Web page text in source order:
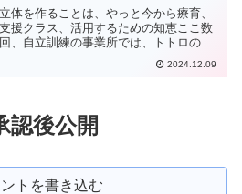
立体を作ることは、やっと今から療育、
支援クラス、活用するための知恵ここ数
回、自立訓練の事業所では、トトロの立
体パズルをさせてもらってました。（パ
ズルは自前）幼児の時の市の療育に始ま
2024.12.09
認後公開
トを書き込む